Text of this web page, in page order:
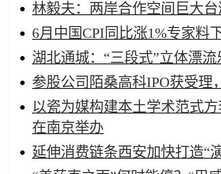
林毅夫：两岸合作空间巨大
6月中国CPI同比涨1%专家料
湖北通城：“三段式”立体漂
参股公司陌桑高科IPO获受理
以瓷为媒构建本土学术范式
在南京举办
延伸消费链条西安加快打造“